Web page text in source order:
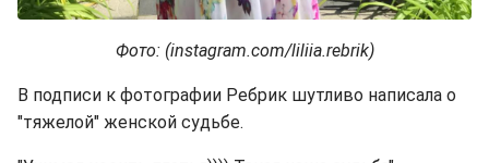
Фото: (instagram.com/liliia.rebrik)
В подписи к фотографии Ребрик шутливо написала о
"тяжелой" женской судьбе.